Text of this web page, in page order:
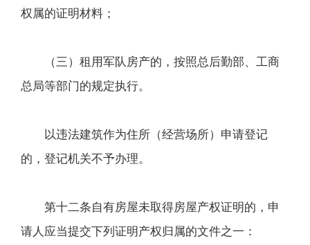
权属的证明材料；
（三）租用军队房产的，按照总后勤部、工商
总局等部门的规定执行。
以违法建筑作为住所（经营场所）申请登记
的，登记机关不予办理。
第十二条自有房屋未取得房屋产权证明的，申
请人应当提交下列证明产权归属的文件之一：